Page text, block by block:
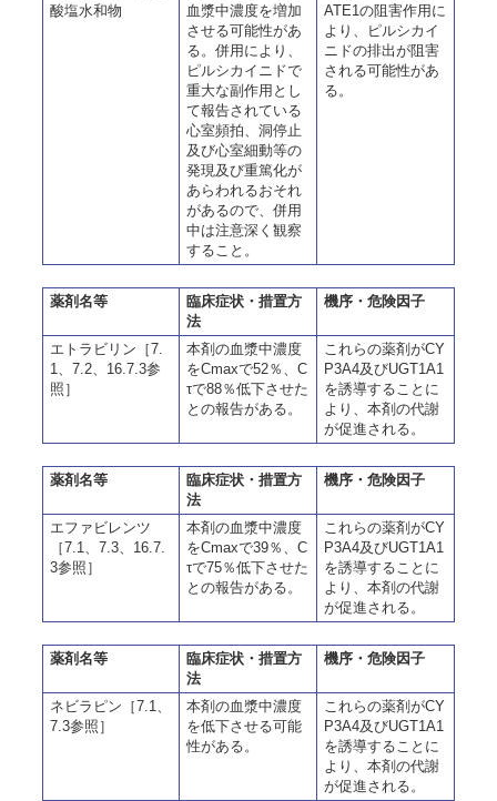
酸塩水和物
血漿中濃度を増加
させる可能性があ
る。併用により、
ピルシカイニドで
重大な副作用とし
て報告されている
心室頻拍、洞停止
及び心室細動等の
発現及び重篤化が
あらわれるおそれ
があるので、併用
中は注意深く観察
すること。
ATE1の阻害作用に
より、ピルシカイ
ニドの排出が阻害
される可能性があ
る。
薬剤名等
臨床症状・措置方
法
機序・危険因子
エトラビリン［7.
1、7.2、16.7.3参
照］
本剤の血漿中濃度
をCmaxで52％、C
τで88％低下させた
との報告がある。
これらの薬剤がCY
P3A4及びUGT1A1
を誘導することに
より、本剤の代謝
が促進される。
薬剤名等
臨床症状・措置方
法
機序・危険因子
エファビレンツ
［7.1、7.3、16.7.
3参照］
本剤の血漿中濃度
をCmaxで39％、C
τで75％低下させた
との報告がある。
これらの薬剤がCY
P3A4及びUGT1A1
を誘導することに
より、本剤の代謝
が促進される。
薬剤名等
臨床症状・措置方
法
機序・危険因子
ネビラピン［7.1、
7.3参照］
本剤の血漿中濃度
を低下させる可能
性がある。
これらの薬剤がCY
P3A4及びUGT1A1
を誘導することに
より、本剤の代謝
が促進される。